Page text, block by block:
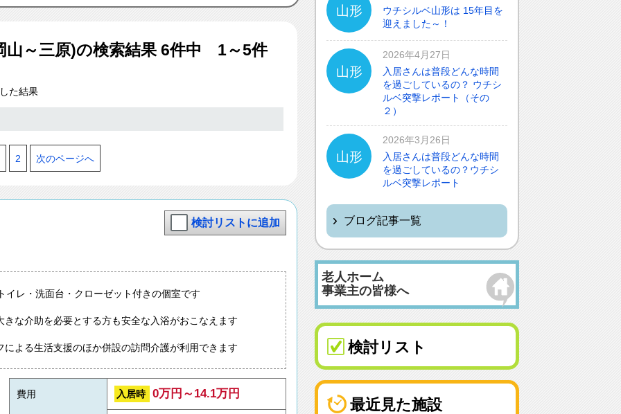
山～三原)の検索結果 6件中 1～5件
た結果
2 次のページへ
検討リストに追加
イレ・洗面台・クローゼット付きの個室です
きな介助を必要とする方も安全な入浴がおこなえます
による生活支援のほか併設の訪問介護が利用できます
費用 入居時 0万円～14.1万円
山形
ウチシルベ山形は 15年目を
迎えました～！
山形
2026年4月27日
入居さんは普段どんな時間
を過ごしているの？ ウチシ
ルベ突撃レポート（その
２）
山形
2026年3月26日
入居さんは普段どんな時間
を過ごしているの？ウチシ
ルベ突撃レポート
ブログ記事一覧
老人ホーム
事業主の皆様へ
検討リスト
最近見た施設